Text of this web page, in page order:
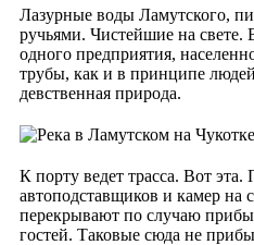
Лазурные воды Ламутского,
ручьями. Чистейшие на
одного предприятия,
трубы, как и в принципе
девственная природа.
К порту ведет трасса. Вот
автоподставщиков и камер на
перекрывают по случаю
гостей. Таковые сюда не